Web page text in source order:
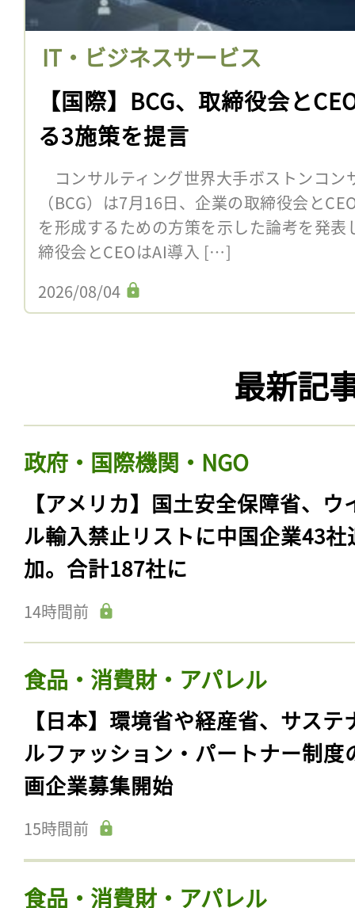
IT・ビジネスサービス
【国際】BCG、取締役会と
る3施策を提言
コンサルティング世界大手ボストンコン
（BCG）は7月16日、企業の取締役会と
を形成するための方策を示した論考を発
締役会とCEOはAI導入 […]
2026/08/04
最新記
政府・国際機関・NGO
【アメリカ】国土安全保障省、ウ
ル輸入禁止リストに中国企業43社
加。合計187社に
14時間前
食品・消費財・アパレル
【日本】環境省や経産省、サステ
ルファッション・パートナー制度
画企業募集開始
15時間前
食品・消費財・アパレル